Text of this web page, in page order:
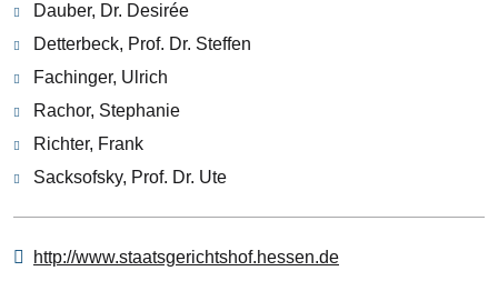
Dauber, Dr. Desirée
Detterbeck, Prof. Dr. Steffen
Fachinger, Ulrich
Rachor, Stephanie
Richter, Frank
Sacksofsky, Prof. Dr. Ute
http://www.staatsgerichtshof.hessen.de